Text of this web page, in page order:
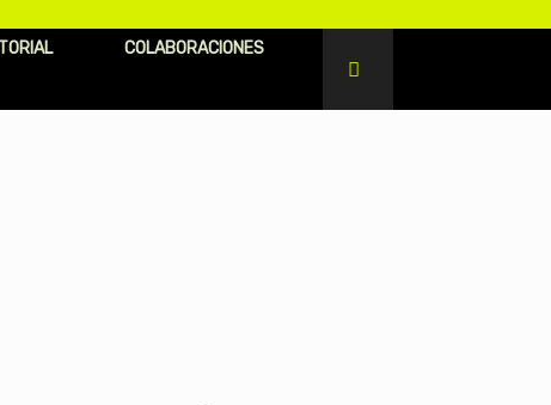
COLABORACIONES